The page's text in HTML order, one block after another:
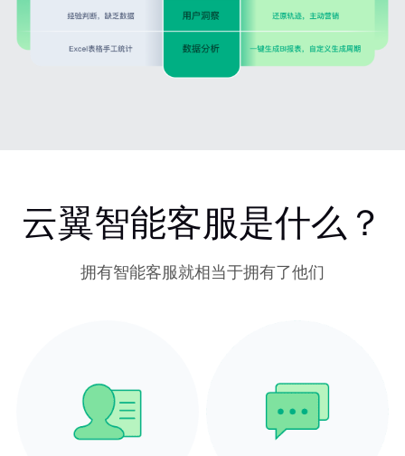
云翼智能客服是什么？
拥有智能客服就相当于拥有了他们